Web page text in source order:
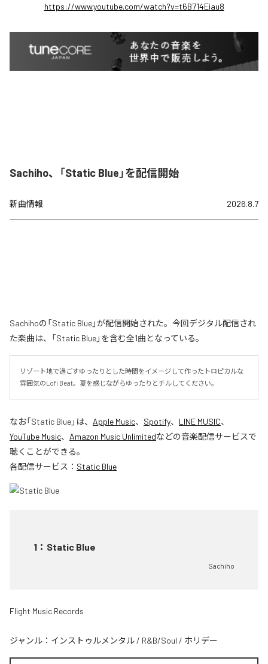
https://www.youtube.com/watch?v=t6B714Eiau8
Sachiho、「Static Blue」を配信開始
新曲情報 2026.8.7
Sachihoの「Static Blue」が配信開始された。今回デジタル配信され
た楽曲は、「Static Blue」を含む全1曲となっている。
リゾート地で過ごすゆったりとした時間をイメージして作ったトロピカルな
雰囲気のLofi Beat。夏を感じながらゆったりとチルしてください。
なお「Static Blue」は、 Apple Music、 Spotify、 LINE MUSIC、
YouTube Music、 Amazon Music Unlimitedなどの音楽配信サービスで
聴くことができる。
各配信サービス： Static Blue
1 ： Static Blue
Sachiho
Flight Music Records
ジャンル： インストゥルメンタル / R&B/Soul / ホリデー